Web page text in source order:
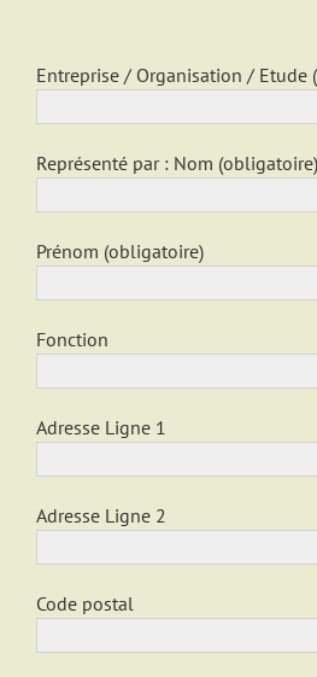
Entreprise / Organisation / Etude
Représenté par : Nom (obligatoire)
Prénom (obligatoire)
Fonction
Adresse Ligne 1
Adresse Ligne 2
Code postal